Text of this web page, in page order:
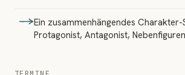
Ein zusammenhängendes
Protagonist, Antagonist, Nebenfiguren